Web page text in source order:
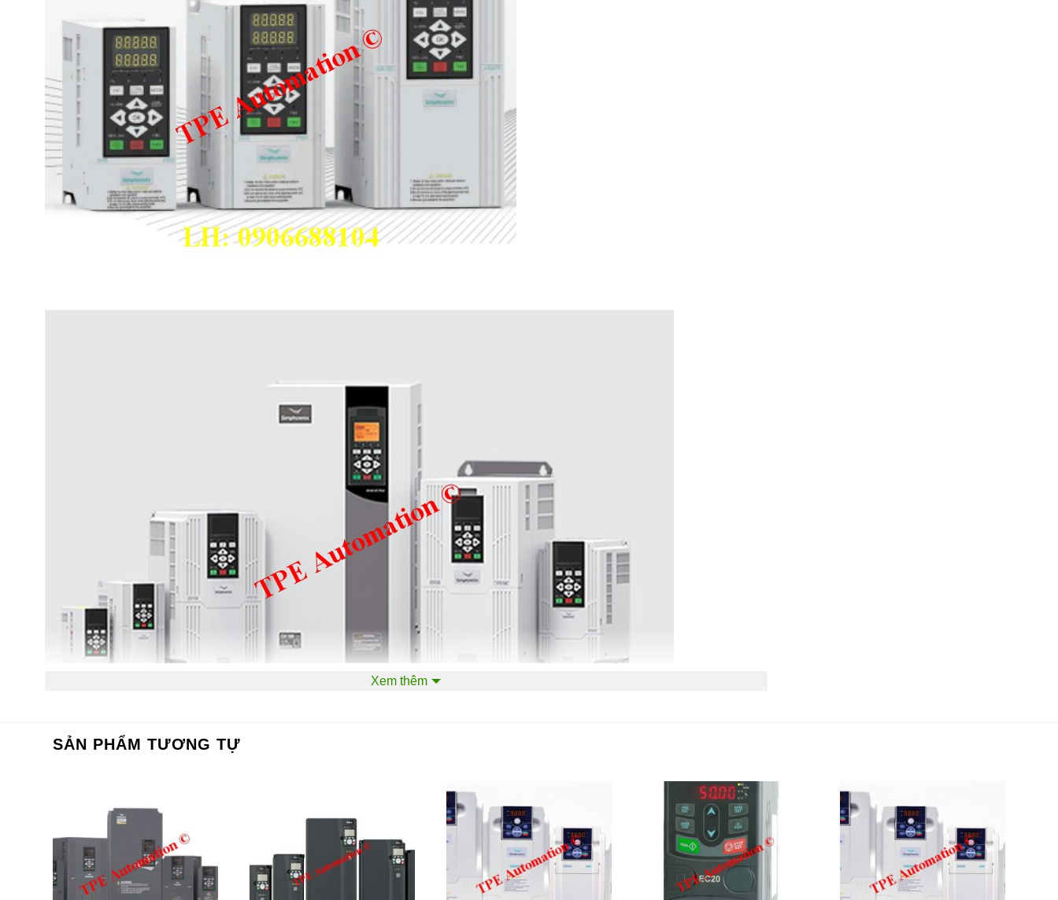
Biến tần Simphoenix DX100 Series gồm có các model sau
* S:1pha, T: 3Pha, 2: 220V, 4: 380V, B: có thắng
Xem thêm
SẢN PHẨM TƯƠNG TỰ